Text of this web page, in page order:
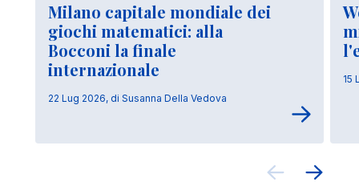
Milano capitale mondiale dei
giochi matematici: alla
Bocconi la finale
internazionale
22 Lug 2026, di Susanna Della Vedova
15